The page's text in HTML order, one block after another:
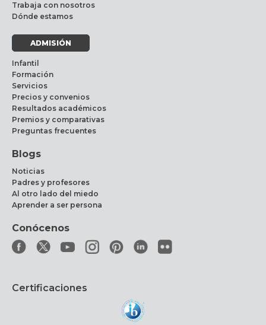
Trabaja con nosotros
Dónde estamos
ADMISIÓN
Infantil
Formación
Servicios
Precios y convenios
Resultados académicos
Premios y comparativas
Preguntas frecuentes
Blogs
Noticias
Padres y profesores
Al otro lado del miedo
Aprender a ser persona
Conócenos
Certificaciones